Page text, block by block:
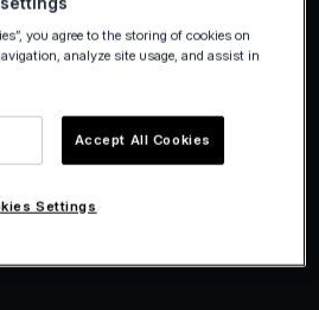
you agree to the storing of cookies on
analyze site usage, and assist in
Accept All Cookies
Settings